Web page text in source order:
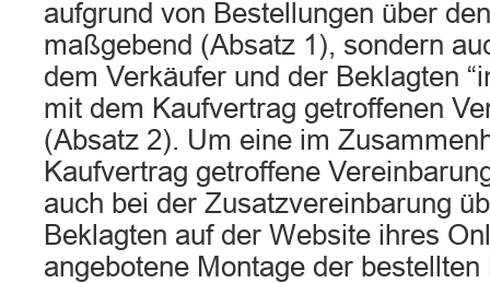
aufgrund von Bestellungen über
maßgebend (Absatz 1), sondern
dem Verkäufer und der Beklagten
mit dem Kaufvertrag getroffenen
(Absatz 2). Um eine im
Kaufvertrag getroffene
auch bei der Zusatzvereinbarung
Beklagten auf der Website ihres
angebotene Montage der